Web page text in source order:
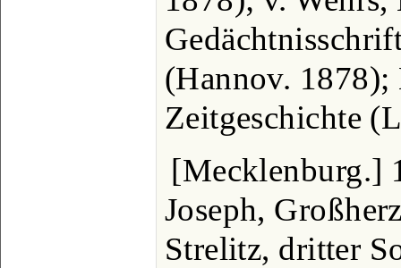
(Hannov.
Zeitgeschichte
[Mecklenburg.]
Joseph,
Strelitz, dritter